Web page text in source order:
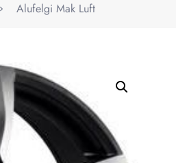
Alufelgi Mak Luft